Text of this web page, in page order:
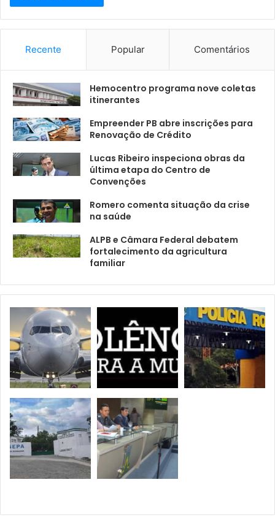
Recente Popular Comentários
Hemocentro programa nove coletas
itinerantes
Empreender PB abre inscrições para
Renovação de Crédito
Lucas Ribeiro inspeciona obras da
última etapa do Centro de
Convenções
Romero comenta situação da crise
na saúde
ALPB e Câmara Federal debatem
fortalecimento da agricultura
familiar